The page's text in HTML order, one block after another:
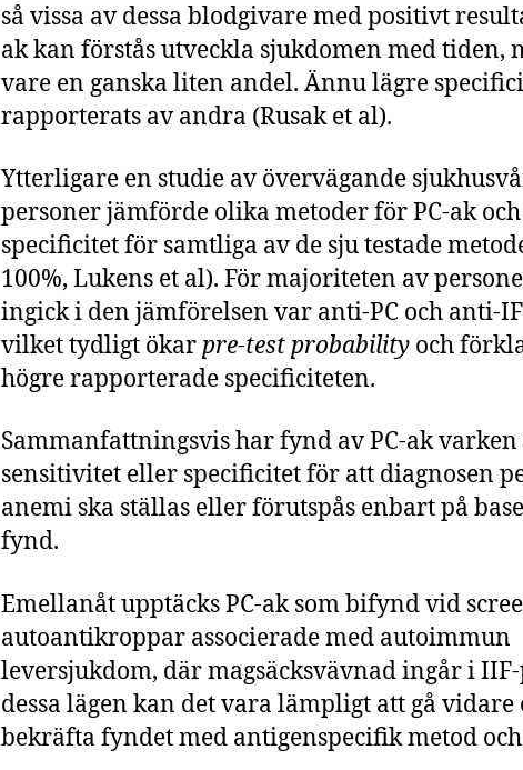
så vissa av dessa blodgivare med positivt
ak kan förstås utveckla sjukdomen med tiden,
vare en ganska liten andel. Ännu lägre
rapporterats av andra (Rusak et al).
Ytterligare en studie av övervägande
personer jämförde olika metoder för PC-ak
specificitet för samtliga av de sju testade
100%, Lukens et al). För majoriteten av
ingick i den jämförelsen var anti-PC och anti-
vilket tydligt ökarpre-test probability och
högre rapporterade specificiteten.
Sammanfattningsvis har fynd av PC-ak
sensitivitet eller specificitet för att diagnosen
anemi ska ställas eller förutspås enbart på
fynd.
Emellanåt upptäcks PC-ak som bifynd vid
autoantikroppar associerade med autoimmun
leversjukdom, där magsäcksvävnad ingår i
dessa lägen kan det vara lämpligt att gå vidare
bekräfta fyndet med antigenspecifik metod